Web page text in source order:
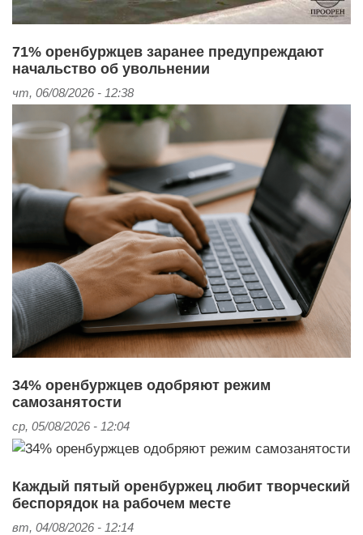
71% оренбуржцев заранее предупреждают
начальство об увольнении
чт, 06/08/2026 - 12:38
34% оренбуржцев одобряют режим
самозанятости
ср, 05/08/2026 - 12:04
Каждый пятый оренбуржец любит творческий
беспорядок на рабочем месте
вт, 04/08/2026 - 12:14